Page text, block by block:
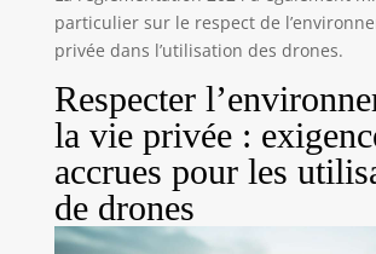
particulier sur le respect de
privée dans l’utilisation des drones.
Respecter
la vie privée :
accrues pour les
de drones